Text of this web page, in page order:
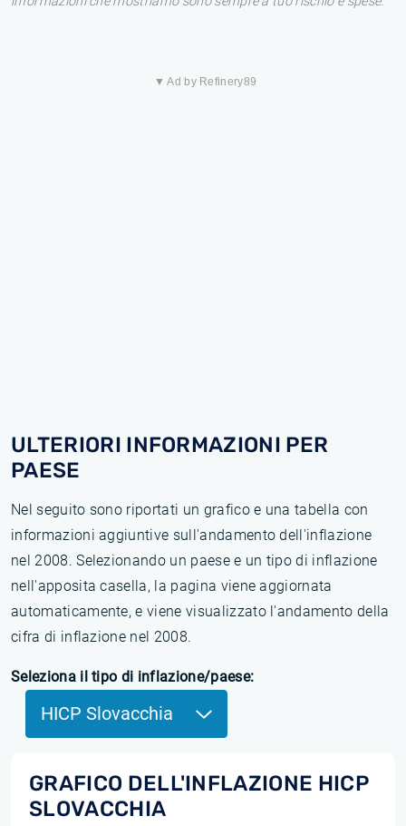
▼ Ad by Refinery89
ULTERIORI INFORMAZIONI PER
PAESE
Nel seguito sono riportati un grafico e una tabella con
informazioni aggiuntive sull'andamento dell'inflazione
nel 2008. Selezionando un paese e un tipo di inflazione
nell'apposita casella, la pagina viene aggiornata
automaticamente, e viene visualizzato l'andamento della
cifra di inflazione nel 2008.
Seleziona il tipo di inflazione/paese:
HICP Slovacchia
GRAFICO DELL'INFLAZIONE HICP
SLOVACCHIA